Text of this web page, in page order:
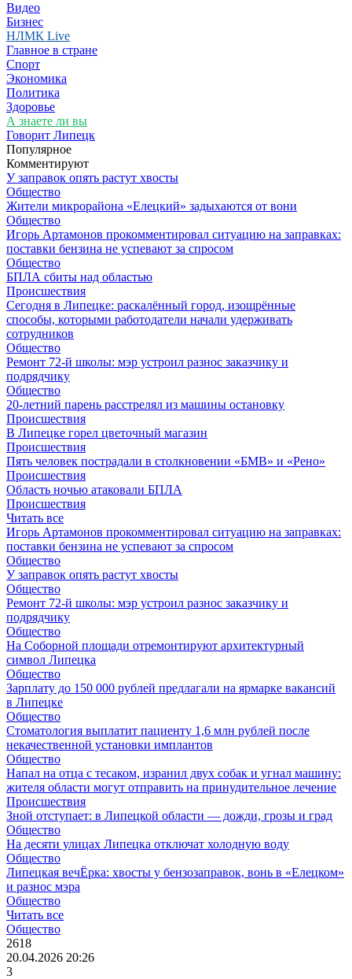
Видео
Бизнес
НЛМК Live
Главное в стране
Спорт
Экономика
Политика
Здоровье
А знаете ли вы
Говорит Липецк
Популярное
Комментируют
У заправок опять растут хвосты
Общество
Жители микрорайона «Елецкий» задыхаются от вони
Общество
Игорь Артамонов прокомментировал ситуацию на заправках:
поставки бензина не успевают за спросом
Общество
БПЛА сбиты над областью
Происшествия
Сегодня в Липецке: раскалённый город, изощрённые
способы, которыми работодатели начали удерживать
сотрудников
Общество
Ремонт 72‑й школы: мэр устроил разнос заказчику и
подрядчику
Общество
20-летний парень расстрелял из машины остановку
Происшествия
В Липецке горел цветочный магазин
Происшествия
Пять человек пострадали в столкновении «БМВ» и «Рено»
Происшествия
Область ночью атаковали БПЛА
Происшествия
Читать все
Игорь Артамонов прокомментировал ситуацию на заправках:
поставки бензина не успевают за спросом
Общество
У заправок опять растут хвосты
Общество
Ремонт 72‑й школы: мэр устроил разнос заказчику и
подрядчику
Общество
На Соборной площади отремонтируют архитектурный
символ Липецка
Общество
Зарплату до 150 000 рублей предлагали на ярмарке вакансий
в Липецке
Общество
Стоматология выплатит пациенту 1,6 млн рублей после
некачественной установки имплантов
Общество
Напал на отца с тесаком, изранил двух собак и угнал машину:
жителя области могут отправить на принудительное лечение
Происшествия
Зной отступает: в Липецкой области — дожди, грозы и град
Общество
На десяти улицах Липецка отключат холодную воду
Общество
Липецкая вечЁрка: хвосты у бензозаправок, вонь в «Елецком»
и разнос мэра
Общество
Читать все
Общество
2618
20.04.2026 20:26
3